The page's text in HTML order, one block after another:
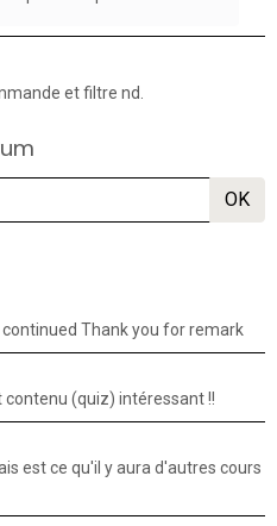
et filtre nd.
OK
continued Thank you for remark
contenu (quiz) intéressant !!
est ce qu'il y aura d'autres cours